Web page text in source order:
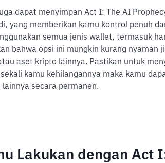
dapat menyimpan Act I: The AI
yang memberikan kamu kontrol penuh
semua jenis wallet, termasuk
bahwa opsi ini mungkin kurang nyaman
aset kripto lainnya. Pastikan untuk
kamu kehilangannya maka kamu
lainnya secara permanen.
Lakukan dengan Act